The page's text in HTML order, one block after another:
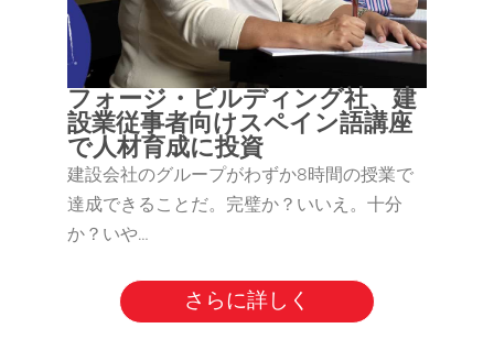
フォージ・ビルディング社、建
設業従事者向けスペイン語講座
で人材育成に投資
建設会社のグループがわずか8時間の授業で
達成できることだ。完璧か？いいえ。十分
か？いや…
さらに詳しく